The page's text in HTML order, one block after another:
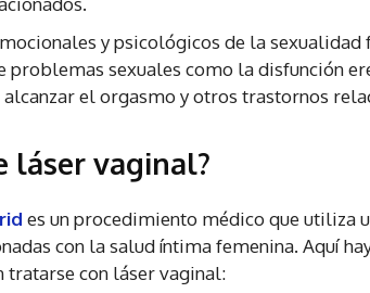
y psicológicos de la sexualidad
problemas sexuales como la disfunción
el orgasmo y otros trastornos
láser vaginal?
es un procedimiento médico que utiliza
con la salud íntima femenina. Aquí
tratarse con láser vaginal: